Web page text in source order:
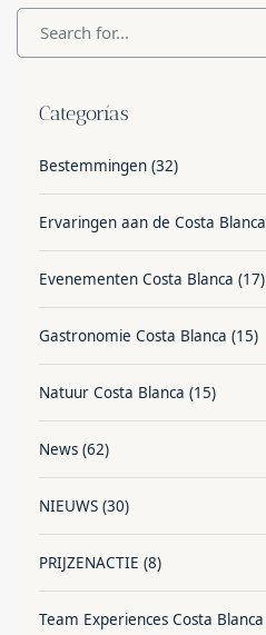
Categorías
Bestemmingen (32)
Ervaringen aan de Costa Blanca
Evenementen Costa Blanca (17)
Gastronomie Costa Blanca (15)
Natuur Costa Blanca (15)
News (62)
NIEUWS (30)
PRIJZENACTIE (8)
Team Experiences Costa Blanca